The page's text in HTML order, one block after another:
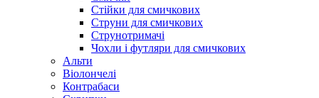
Стійки для смичкових
Струни для смичкових
Струнотримачі
Чохли і футляри для смичкових
Альти
Віолончелі
Контрабаси